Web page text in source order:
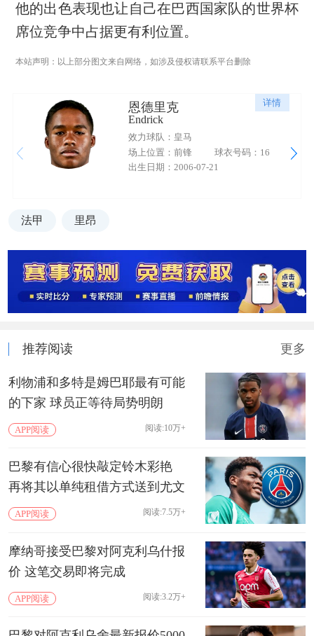
他的出色表现也让自己在巴西国家队的世界杯
席位竞争中占据更有利位置。
本站声明：以上部分图文来自网络，如涉及侵权请联系平台删除
详情
恩德里克
Endrick
效力球队：皇马
场上位置：前锋
球衣号码：16
出生日期：2006-07-21
法甲 里昂
推荐阅读 更多
利物浦和多特是姆巴耶最有可能
的下家 球员正等待局势明朗
APP阅读 阅读:10万+
巴黎有信心很快敲定铃木彩艳
再将其以单纯租借方式送到尤文
APP阅读 阅读:7.5万+
摩纳哥接受巴黎对阿克利乌什报
价 这笔交易即将完成
APP阅读 阅读:3.2万+